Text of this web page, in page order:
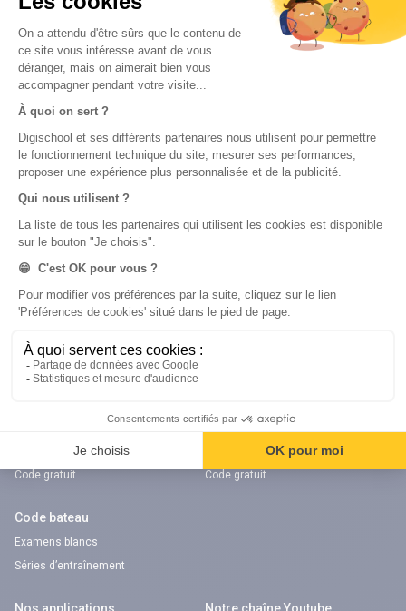
Nos applications
Application Android Éducation
Application iOS Éducation
Nos chaînes youtube
Chaîne Youtube Collège
Chaîne Youtube Lycée
digiSchool Orientation
Métiers
Écoles
Nos applications
Notre chaîne Youtube
digiSchool Code
Réserver une session
Code gratuit
Examens blancs
Réserver une session
Code gratuit
Code bateau
Examens blancs
Séries d’entraînement